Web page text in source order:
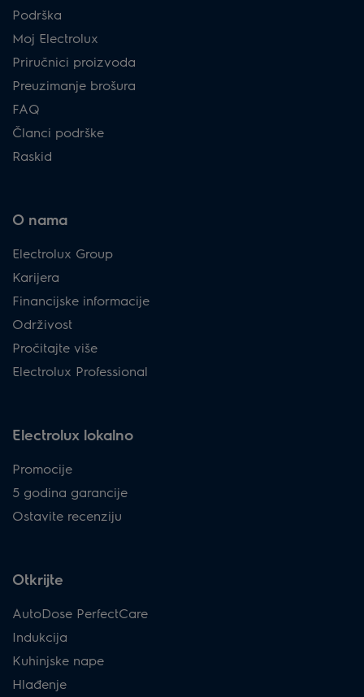
Podrška
Moj Electrolux
Priručnici proizvoda
Preuzimanje brošura
FAQ
Članci podrške
Raskid
O nama
Electrolux Group
Karijera
Financijske informacije
Održivost
Pročitajte više
Electrolux Professional
Electrolux lokalno
Promocije
5 godina garancije
Ostavite recenziju
Otkrijte
AutoDose PerfectCare
Indukcija
Kuhinjske nape
Hlađenje